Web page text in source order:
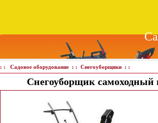
: : Садовое оборудование: : Снегоуборщики: :
Снегоуборщик